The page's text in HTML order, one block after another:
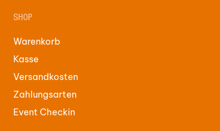
SHOP
Warenkorb
Kasse
Versandkosten
Zahlungsarten
Event Checkin